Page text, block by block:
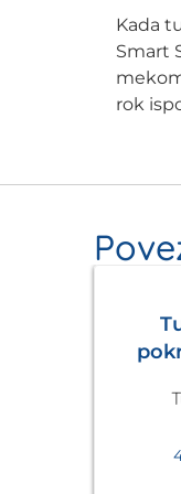
Kada
Smart
rok